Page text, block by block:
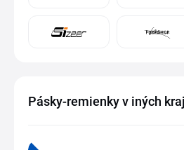
Pásky-remienky v iných